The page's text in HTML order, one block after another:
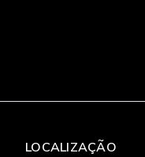
LOCALIZAÇÃO